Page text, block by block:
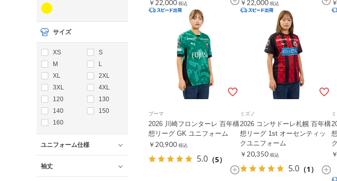
サイズ
XS
S
M
L
XL
2XL
3XL
4XL
120
130
140
150
160
ユニフォーム仕様
袖丈
￥22,000 税込 ￥22,000 税込
プーマ
2026 川崎フロンターレ 百年構
想リーグ GK ユニフォーム
￥20,900 税込
5.0 （5）
ミズノ
2026 コンサドーレ札幌 百年構
想リーグ 1st オーセンティッ
クユニフォーム
￥20,350 税込
5.0 （1）